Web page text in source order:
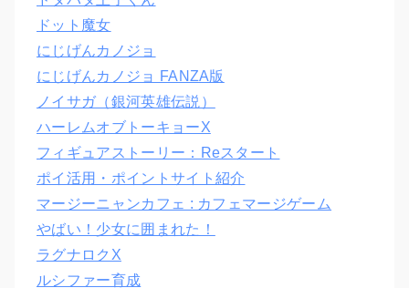
ドット魔女
にじげんカノジョ
にじげんカノジョ FANZA版
ノイサガ（銀河英雄伝説）
ハーレムオブトーキョーX
フィギュアストーリー：Reスタート
ポイ活用・ポイントサイト紹介
マージーニャンカフェ : カフェマージゲーム
やばい！少女に囲まれた！
ラグナロクX
ルシファー育成